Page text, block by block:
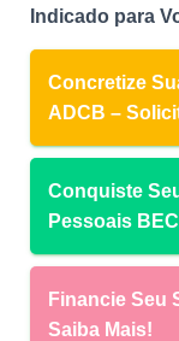
Indicado para
Concretize
ADCB –
Conquiste
Pessoais
Financie Seu
Saiba Mais!